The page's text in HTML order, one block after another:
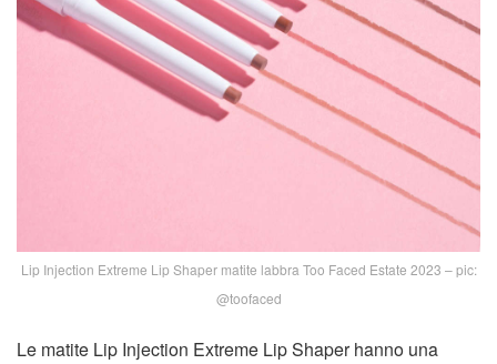
Lip Injection Extreme Lip Shaper matite labbra Too Faced Estate 2023 – pic:
@toofaced
Le matite Lip Injection Extreme Lip Shaper hanno una